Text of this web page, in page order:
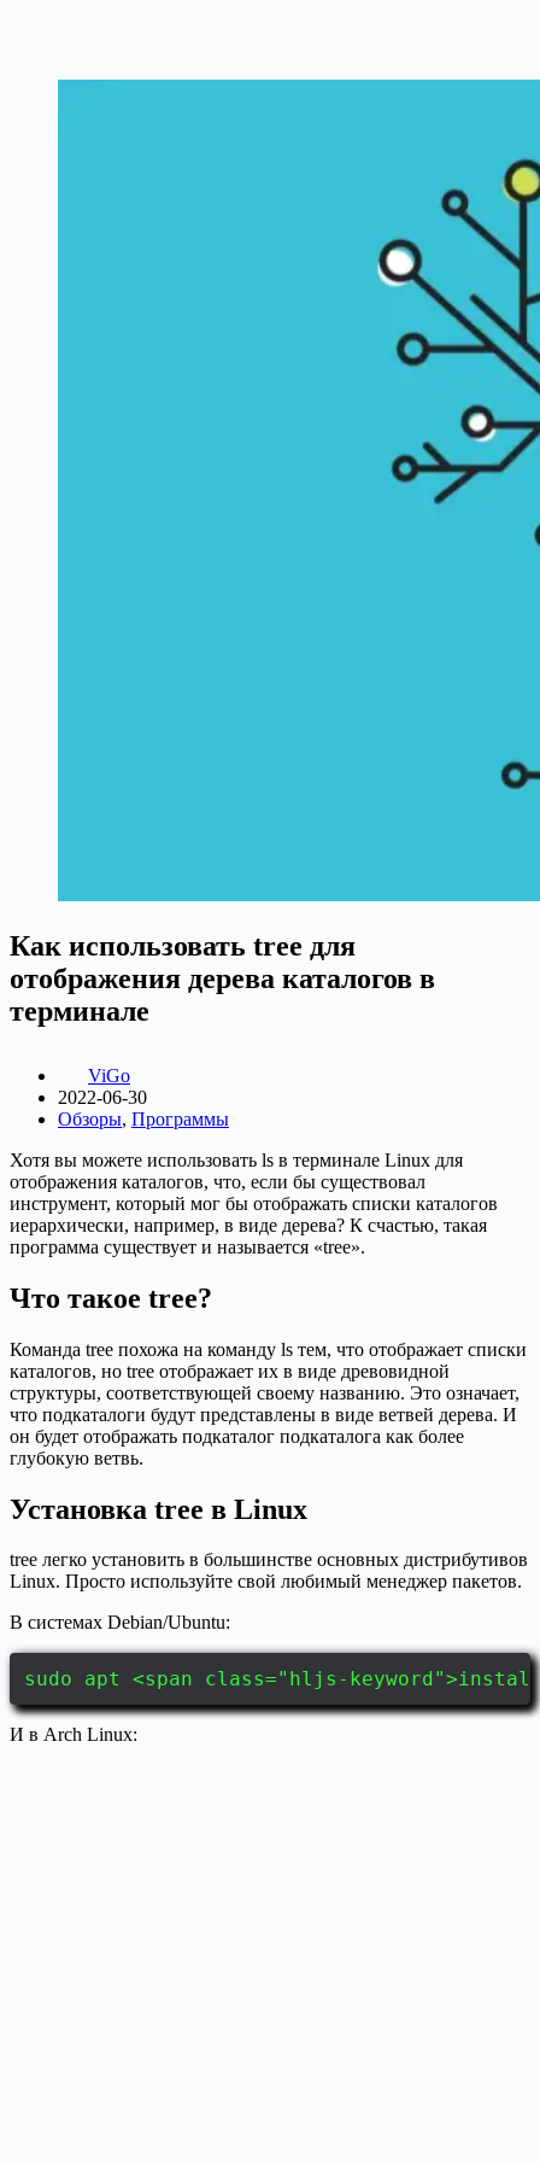
Как использовать tree для
отображения дерева каталогов в
терминале
ViGo
2022-06-30
Обзоры, Программы
Хотя вы можете использовать ls в терминале Linux для
отображения каталогов, что, если бы существовал
инструмент, который мог бы отображать списки каталогов
иерархически, например, в виде дерева? К счастью, такая
программа существует и называется «tree».
Что такое tree?
Команда tree похожа на команду ls тем, что отображает списки
каталогов, но tree отображает их в виде древовидной
структуры, соответствующей своему названию. Это означает,
что подкаталоги будут представлены в виде ветвей дерева. И
он будет отображать подкаталог подкаталога как более
глубокую ветвь.
Установка tree в Linux
tree легко установить в большинстве основных дистрибутивов
Linux. Просто используйте свой любимый менеджер пакетов.
В системах Debian/Ubuntu:
sudo apt <span class="hljs-
И в Arch Linux: